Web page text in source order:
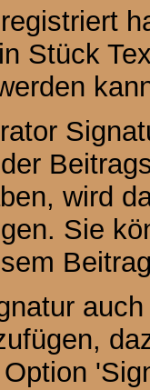
Stück
wird
Sie